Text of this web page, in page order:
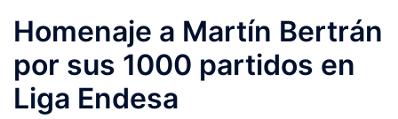
Homenaje a Martín Bertrán
por sus 1000 partidos en
Liga Endesa